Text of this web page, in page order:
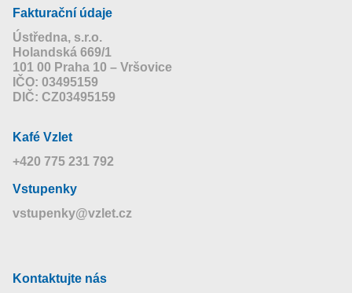
Fakturační údaje
Ústředna, s.r.o.
Holandská 669/1
101 00 Praha 10 – Vršovice
IČO: 03495159
DIČ: CZ03495159
Kafé Vzlet
+420 775 231 792
Vstupenky
vstupenky@vzlet.cz
Kontaktujte nás